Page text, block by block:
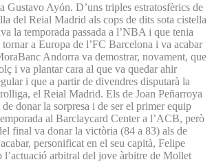
Gustavo Ayón. D’uns triples estratosfèrics de
del Reial Madrid als cops de dits sota cistella
la temporada passada a l’NBA i que tenia
a Europa de l’FC Barcelona i va acabar
Andorra va demostrar, novament, que
i va plantar cara al que va quedar ahir
i que a partir de divendres disputarà la
el Reial Madrid. Els de Joan Peñarroya
donar la sorpresa i de ser el primer equip
al Barclaycard Center a l’ACB, però
final va donar la victòria (84 a 83) als de
personificat en el seu capità, Felipe
l’actuació arbitral del jove àrbitre de Mollet